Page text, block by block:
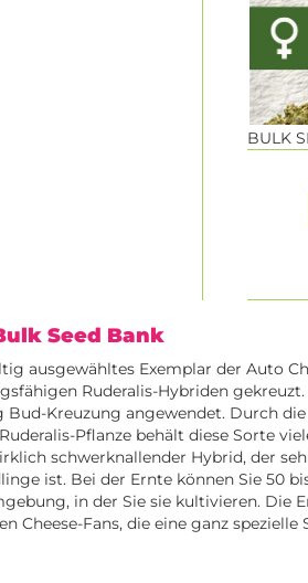
BULK
Seed Bank
ausgewähltes Exemplar der Auto
Ruderalis-Hybriden
Kreuzung angewendet. Durch
Pflanze behält diese Sorte
schwerknallender Hybrid, der
ist. Bei der Ernte können Sie 50
in der Sie sie kultivieren. Die
Cheese-Fans, die eine ganz